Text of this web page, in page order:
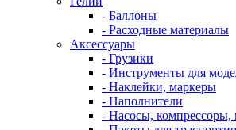
- Баллоны
- Расходные материалы
Аксессуары
- Грузики
- Инструменты для
- Наклейки, маркеры
- Наполнители
- Насосы, компрессоры,